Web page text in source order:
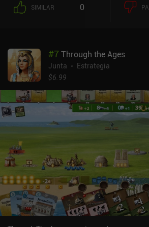
"Maestro Constructor", que es quien define
Todos estos factores hacen que la
excelente, compleja pero fácil de entender.
puntuales contra oponentes de la IA,
mediante el sistema de pasar y jugar. Por
multijugador en línea, lo que es una
habría encantado que los diseñadores se
castillo. En lugar de eso, tenemos una vista
abajo, y aunque las cartas son
ver. La parte positiva es que el juego se
casi cualquier dispositivo. Del mismo
funcional pero no está pulida, y no hay
aspectos como la dificultad de la IA o el
Mad King Ludwig es un juego de estrategia
de 7,99 $. Aunque es una pena que a la
falte pulido, la jugabilidad es tan perfecta
importa.
SIMILAR 0
#7Through the Ages
Junta
Estrategia
$6.99